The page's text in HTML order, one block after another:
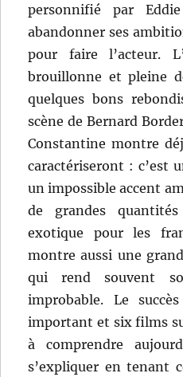
personnifié par
abandonner ses
pour faire l’acteur.
brouillonne et pleine
quelques bons
scène de Bernard
Constantine montre
caractériseront : c’est
un impossible accent
de grandes
exotique pour les
montre aussi une
qui rend souvent
improbable. Le
important et six films
à comprendre
s’expliquer en tenant